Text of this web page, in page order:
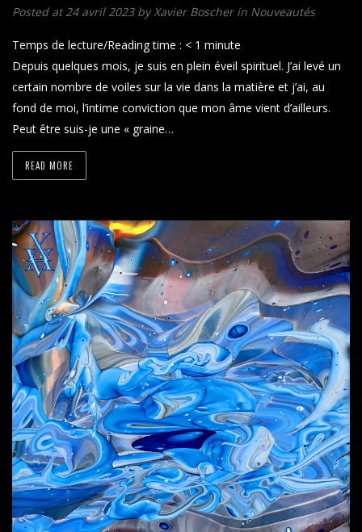
Posted at 24 avril 2023 byXavier Boscher in Nouveautés
Temps de lecture/Reading time : < 1 minute
Depuis quelques mois, je suis en plein éveil spirituel. J’ai levé un
certain nombre de voiles sur la vie dans la matière et j’ai, au
fond de moi, l’intime conviction que mon âme vient d’ailleurs.
Peut être suis-je une « graine…
READ MORE